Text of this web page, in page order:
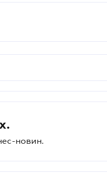
новин.